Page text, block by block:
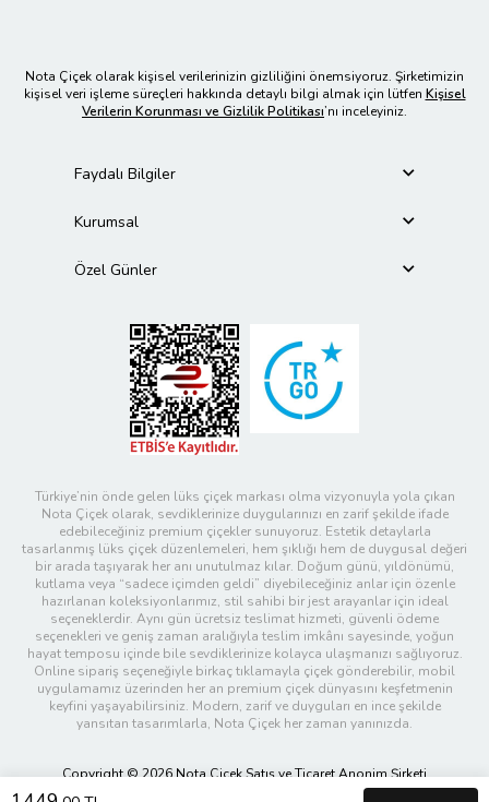
Nota Çiçek olarak kişisel verilerinizin gizliliğini önemsiyoruz. Şirketimizin
kişisel veri işleme süreçleri hakkında detaylı bilgi almak için lütfen Kişisel
Verilerin Korunması ve Gizlilik Politikası’nı inceleyiniz.
Faydalı Bilgiler
Kurumsal
Özel Günler
Türkiye’nin önde gelen lüks çiçek markası olma vizyonuyla yola çıkan
Nota Çiçek olarak, sevdiklerinize duygularınızı en zarif şekilde ifade
edebileceğiniz premium çiçekler sunuyoruz. Estetik detaylarla
tasarlanmış lüks çiçek düzenlemeleri, hem şıklığı hem de duygusal değeri
bir arada taşıyarak her anı unutulmaz kılar. Doğum günü, yıldönümü,
kutlama veya “sadece içimden geldi” diyebileceğiniz anlar için özenle
hazırlanan koleksiyonlarımız, stil sahibi bir jest arayanlar için ideal
seçeneklerdir. Aynı gün ücretsiz teslimat hizmeti, güvenli ödeme
seçenekleri ve geniş zaman aralığıyla teslim imkânı sayesinde, yoğun
hayat temposu içinde bile sevdiklerinize kolayca ulaşmanızı sağlıyoruz.
Online sipariş seçeneğiyle birkaç tıklamayla çiçek gönderebilir, mobil
uygulamamız üzerinden her an premium çiçek dünyasını keşfetmenin
keyfini yaşayabilirsiniz. Modern, zarif ve duyguları en ince şekilde
yansıtan tasarımlarla, Nota Çiçek her zaman yanınızda.
Copyright © 2026 Nota Çiçek Satış ve Ticaret Anonim Şirketi